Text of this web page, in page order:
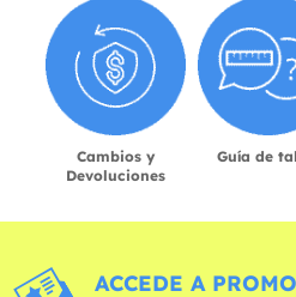
Cambios y
Devoluciones
Guía de
ACCEDE A